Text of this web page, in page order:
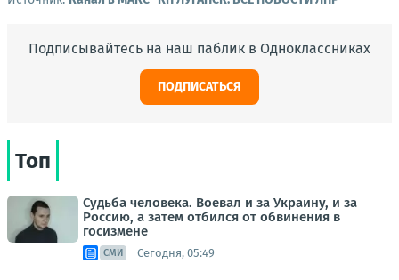
Подписывайтесь на наш паблик в Одноклассниках
ПОДПИСАТЬСЯ
Топ
Судьба человека. Воевал и за Украину, и за
Россию, а затем отбился от обвинения в
госизмене
СМИ Сегодня, 05:49